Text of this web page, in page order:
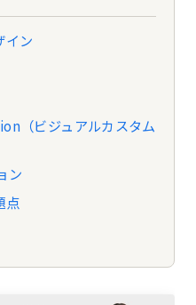
イン
（ビジュアルカスタム
ン
点